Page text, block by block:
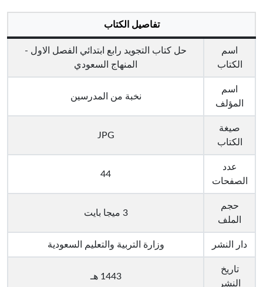
تفاصيل الكتاب
اسم
الكتاب
حل كتاب التجويد رابع ابتدائي الفصل الاول -
المنهاج السعودي
اسم
المؤلف
نخبة من المدرسين
صيغة
الكتاب
JPG
عدد
الصفحات
44
حجم
الملف
3 ميجا بايت
دار النشر وزارة التربية والتعليم السعودية
تاريخ
النشر
1443 هـ